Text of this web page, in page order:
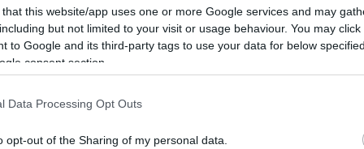
that this website/app uses one or more Google services and may
but not limited to your visit or usage behaviour. You may
to Google and its third-party tags to use your data for below
consent section.
Data Processing Opt Outs
opt-out of the Sharing of my personal data.
καθεμία από τις οποίες διαθέτει ένα σημείο, έναν
με ξύλινη επένδυση, όπου οι βιβλιόφιλοι